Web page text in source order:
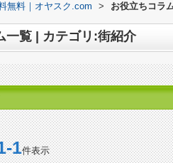
無料｜オヤスク.com > お役立ちコラ
一覧 | カテゴリ:街紹介
1件表示